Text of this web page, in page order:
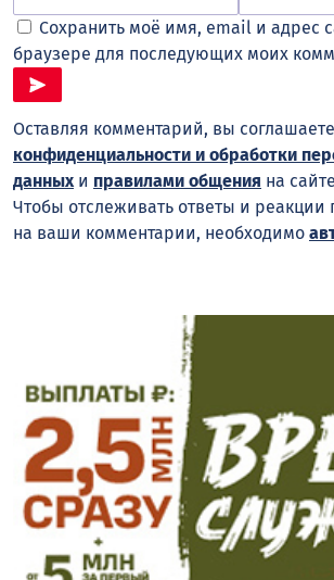
Сохранить моё имя, email и адрес
браузере для последующих моих
Оставляя комментарий, вы
конфиденциальности и обработки
данныхи правилами общения на
Чтобы отслеживать ответы и реакции
на ваши комментарии, необходимо